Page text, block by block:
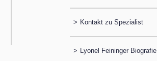
> Kontakt zu Spezialist
> Lyonel Feininger Biografie